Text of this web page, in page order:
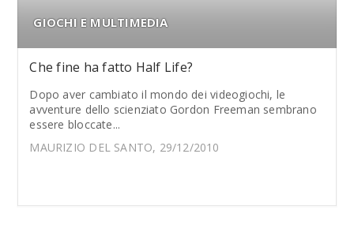
GIOCHI E MULTIMEDIA
Che fine ha fatto Half Life?
Dopo aver cambiato il mondo dei videogiochi, le
avventure dello scienziato Gordon Freeman sembrano
essere bloccate...
MAURIZIO DEL SANTO, 29/12/2010